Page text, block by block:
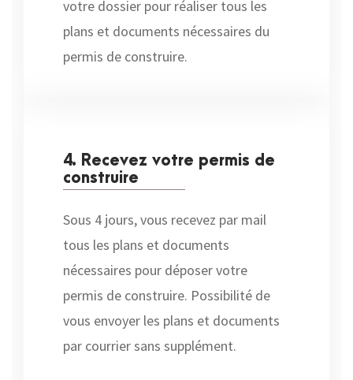
votre dossier pour réaliser tous les
plans et documents nécessaires du
permis de construire.
4. Recevez votre permis de
construire
Sous 4 jours, vous recevez par mail
tous les plans et documents
nécessaires pour déposer votre
permis de construire. Possibilité de
vous envoyer les plans et documents
par courrier sans supplément.